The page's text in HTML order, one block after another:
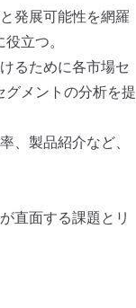
発展可能性を網羅
立つ。
るために各市場セ
メントの分析を提
、製品紹介など、
直面する課題とリ